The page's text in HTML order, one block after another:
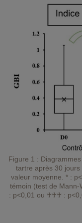
Figure 1 :
tartre après 30 jours
valeur moyenne. * :
témoin (test de
: p<0,01 ou ♰♰♰ :